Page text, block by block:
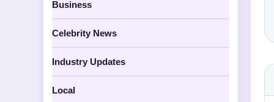
Business
Celebrity News
Industry Updates
Local